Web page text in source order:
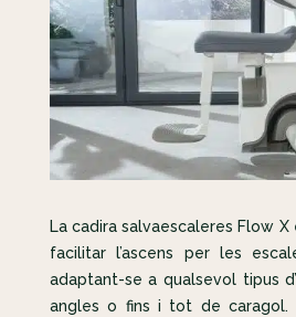
La cadira salvaescaleres Flow
facilitar l’ascens per les
adaptant-se a qualsevol tipus
angles o fins i tot de caragol.